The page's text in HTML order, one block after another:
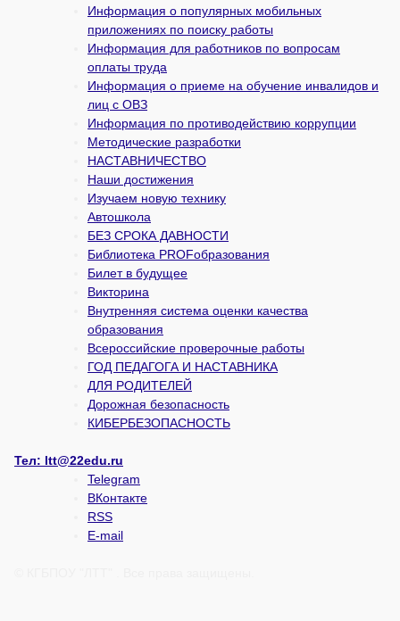
Информация о популярных мобильных
приложениях по поиску работы
Информация для работников по вопросам
оплаты труда
Информация о приеме на обучение инвалидов и
лиц с ОВЗ
Информация по противодействию коррупции
Методические разработки
НАСТАВНИЧЕСТВО
Наши достижения
Изучаем новую технику
Автошкола
БЕЗ СРОКА ДАВНОСТИ
Библиотека PROFобразования
Билет в будущее
Викторина
Внутренняя система оценки качества
образования
Всероссийские проверочные работы
ГОД ПЕДАГОГА И НАСТАВНИКА
ДЛЯ РОДИТЕЛЕЙ
Дорожная безопасность
КИБЕРБЕЗОПАСНОСТЬ
Тел: ltt@22edu.ru
Telegram
ВКонтакте
RSS
E-mail